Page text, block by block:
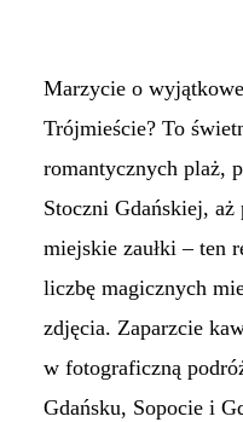
Marzycie o
Trójmieście? To
romantycznych plaż,
Stoczni Gdańskiej,
miejskie zaułki – ten
liczbę magicznych
zdjęcia. Zaparzcie
w fotograficzną
Gdańsku, Sopocie i